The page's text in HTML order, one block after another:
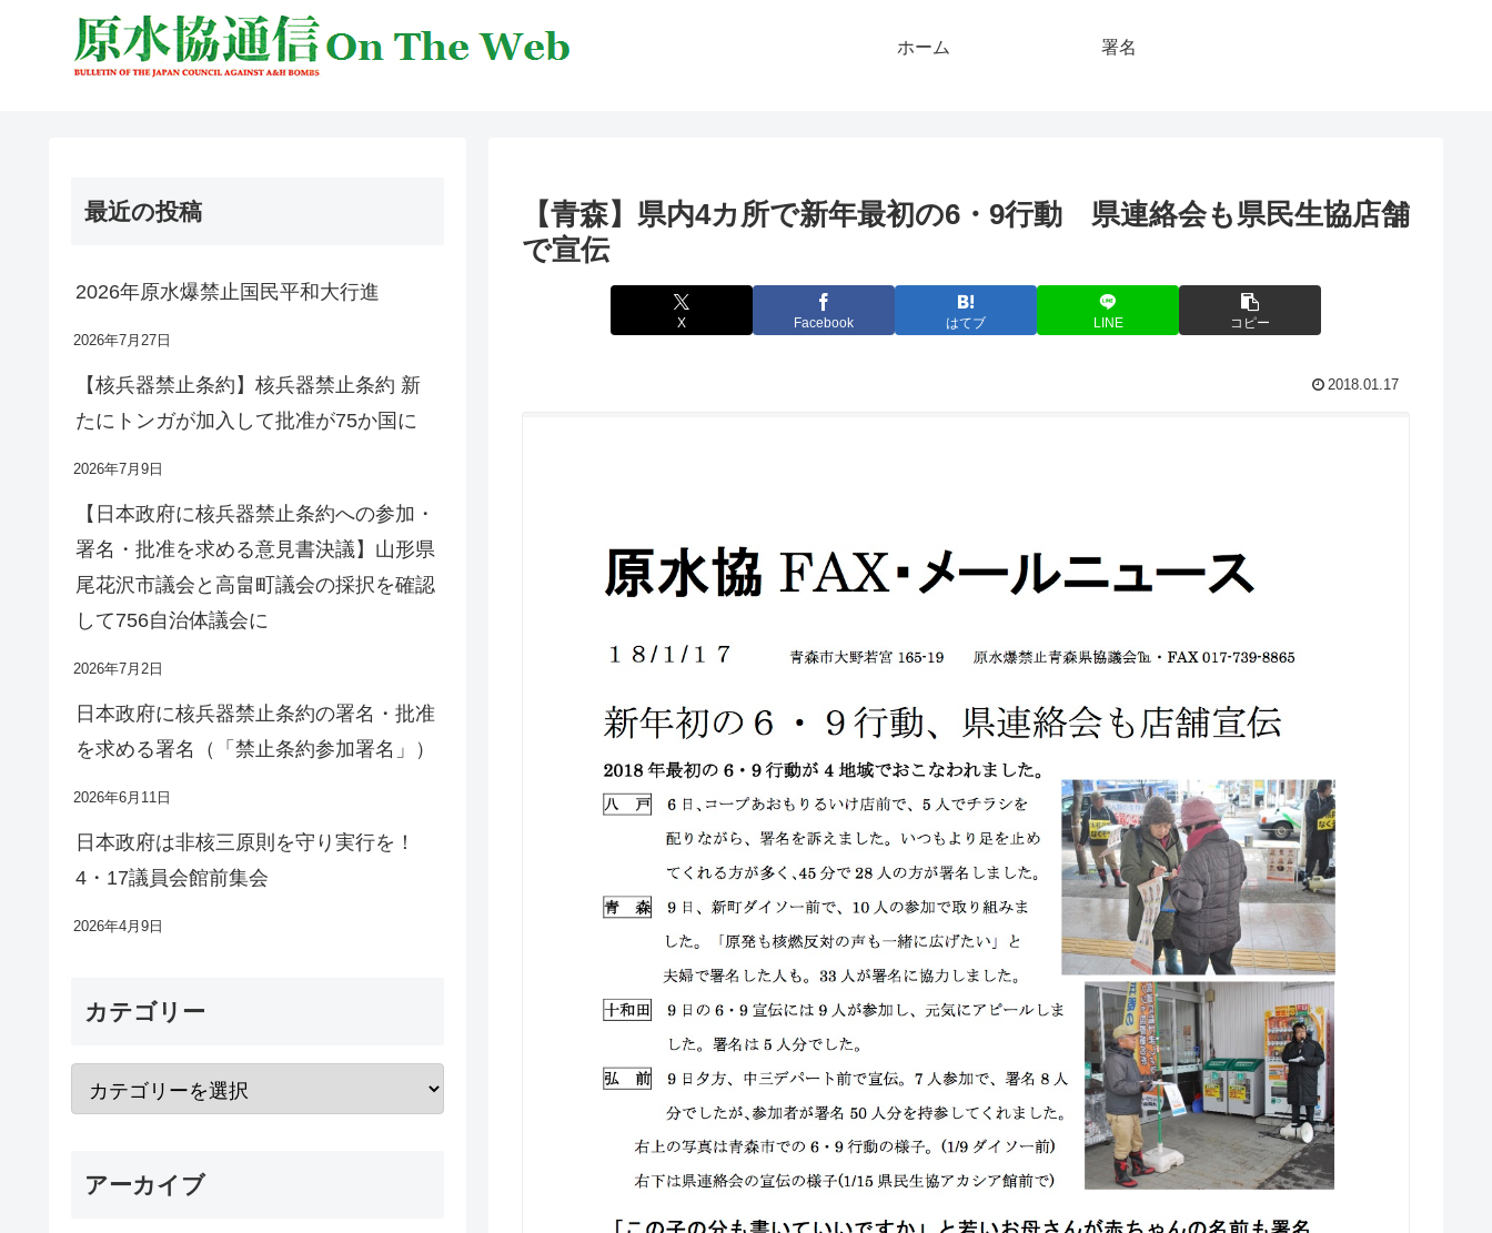
ホーム 署名
【青森】県内4カ所で新年最初の6・9行動 県連絡会も県民生協店舗
で宣伝
X Facebook はてブ LINE コピー
2018.01.17
最近の投稿
2026年原水爆禁止国民平和大行進
2026年7月27日
【核兵器禁止条約】核兵器禁止条約 新
たにトンガが加入して批准が75か国に
2026年7月9日
【日本政府に核兵器禁止条約への参加・
署名・批准を求める意見書決議】山形県
尾花沢市議会と高畠町議会の採択を確認
して756自治体議会に
2026年7月2日
日本政府に核兵器禁止条約の署名・批准
を求める署名（「禁止条約参加署名」）
2026年6月11日
日本政府は非核三原則を守り実行を！
4・17議員会館前集会
2026年4月9日
カテゴリー
アーカイブ